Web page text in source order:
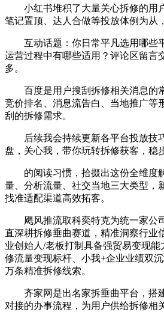
小红书堆积了大量关心拆修的用户
笔记置顶、达人合做等投放体例为从
互动话题：你日常平凡选用哪些
运营过程中有哪些适用？评论区留言
多。
百度是用户搜刮拆修相关消息的
竞价排名、消息流告白、当地推广等
刮的拆修需求。
后续我会持续更新各平台投放技
盘，关心我，带你玩转拆修获客，稳
的阅读习惯，拾掇出这份全维度
量、分析流量、社交当地三大类型，
找准适配渠道高效拓客。
飓风推流取科奕特克为统一家公
直深耕拆修垂曲赛道，精准洞察行业
业创始人/老板打制具备强贸易变现
修流量变现标杆、小我+企业业绩双
万条精准拆修线索。
齐家网是出名家拆垂曲平台，搭
对接的办事流程，为用户供给拆修相